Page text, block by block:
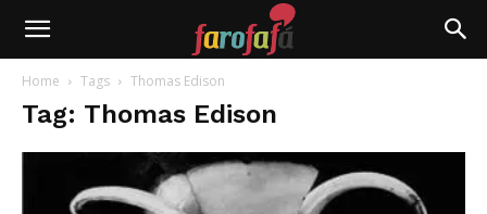
Farofafá
Home Tags Thomas Edison
Tag: Thomas Edison